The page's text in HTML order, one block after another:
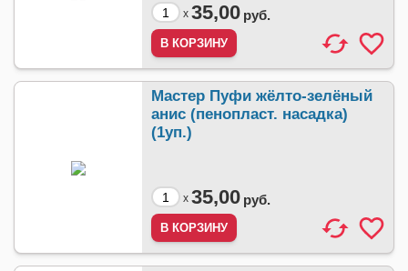
x 35,00 руб.
Мастер Пуфи жёлто-зелёный
анис (пенопласт. насадка)
(1уп.)
x 35,00 руб.